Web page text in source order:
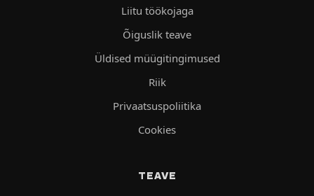
Liitu töökojaga
Õiguslik teave
Üldised müügitingimused
Riik
Privaatsuspoliitika
Cookies
TEAVE